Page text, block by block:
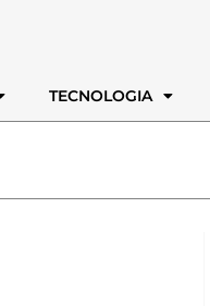
TECNOLOGIA